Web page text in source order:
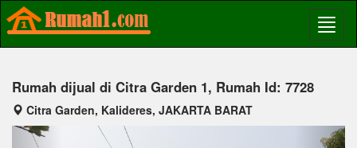
Rumah dijual di Citra Garden 1, Rumah Id: 7728
Citra Garden, Kalideres, JAKARTA BARAT
Previous Next